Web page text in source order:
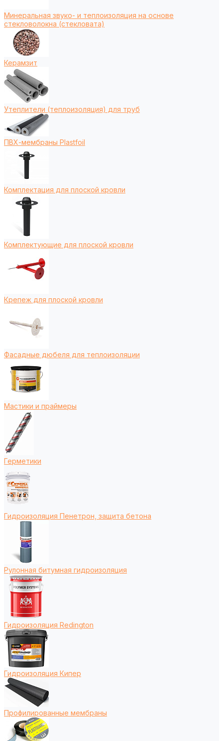
Минеральная звуко- и теплоизоляция на основе
стекловолокна (стекловата)
Керамзит
Утеплители (теплоизоляция) для труб
ПВХ-мембраны Plastfoil
Комплектация для плоской кровли
Комплектующие для плоской кровли
Крепеж для плоской кровли
Фасадные дюбеля для теплоизоляции
Мастики и праймеры
Герметики
Гидроизоляция Пенетрон, защита бетона
Рулонная битумная гидроизоляция
Гидроизоляция Redington
Гидроизоляция Кипер
Профилированные мембраны